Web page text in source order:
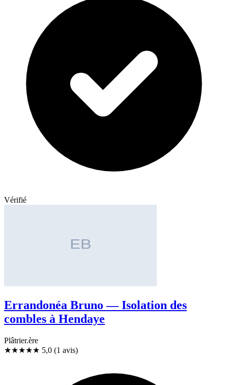
Vérifié
Errandonéa Bruno — Isolation des
combles à Hendaye
Plâtrier.ère
★★★★★ 5,0 (1 avis)